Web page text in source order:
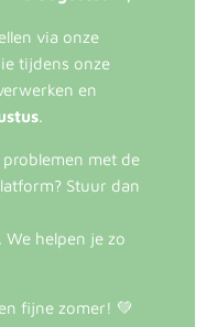
via onze
tijdens onze
en
.
met de
Stuur dan
We helpen je zo
fijne zomer! 💚